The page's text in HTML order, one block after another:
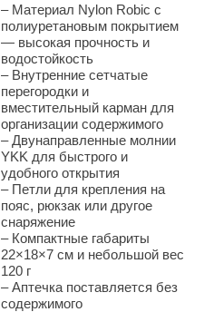
– Материал Nylon Robic с
полиуретановым покрытием
— высокая прочность и
водостойкость
– Внутренние сетчатые
перегородки и
вместительный карман для
организации содержимого
– Двунаправленные молнии
YKK для быстрого и
удобного открытия
– Петли для крепления на
пояс, рюкзак или другое
снаряжение
– Компактные габариты
22×18×7 см и небольшой вес
120 г
– Аптечка поставляется без
содержимого